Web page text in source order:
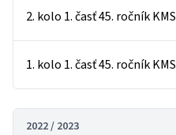
2. kolo 1. časť 45. ročník KMS
1. kolo 1. časť 45. ročník KMS
2022 / 2023